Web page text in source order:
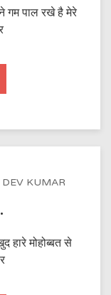
गम पाल रखे है मेरे
DEV KUMAR
हारे मोहोब्बत से